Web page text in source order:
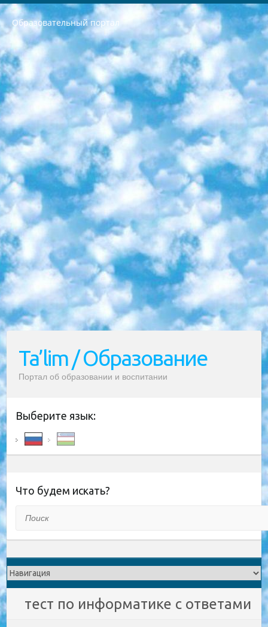
Образовательный портал
РЕСПУБЛИКА УЗБЕКИСТАН МИНИСТРЕРСТВО ДОШКОЛЬНОГО И ШКОЛЬНОГО ОБРАЗОВАНИЯ КОМАНДА в общеобразовательных учреждениях в 2023-2024 учебном году организация и проведение итоговой государственной аттестации обучающихся о Министра дошкольного и школьного образования Республики Узбекистан от 4 марта 2008 года (постановлением Минюста от 20 марта 2008 года № 1778 государственной регистрации) «Итоговое состояние учащихся общего среднего образования на основании положения об утверждении положения об аттестации общего среднего образования выпускной экзамен студентов в образовательных учреждениях в 2023-2024 учебном году В целях организации и прохождения аттестации приказываю: 1. Следующее: перечень предметов, по которым будет проводиться итоговая государственная аттестация и экзамен формы перевода согласно приложению 1; сертификаты международного образца, оценивающие уровень владения иностранными языками перечень согласно приложению 2; 2. Педагогический при специализированных образовательных учреждениях. научно-практический центр квалификации и международной оценки (Д.Давидова) 2024 г. До 25 марта: задания по предметам, по которым будет проводиться итоговая аттестация разработка и утверждение технических условий; итоговая аттестация на основании разработанного предметного задания разработка вопросов по предметам (устно и письменно), экзамен передача; общеобразовательные средние школы и специальные учебные заведения учащиеся выпускных классов школ и интернатов в агентской системе подготовка базы данных экзаменационных материалов и критериев оценки; перевод базы экзаменационных материалов на все языки обучения подать в Республиканский образовательный центр для изготовления; варианты экзаменов на основе разработанных контрольных материалов пусть будут поставлены задачи формирования. 3. Республиканский образовательный центр (Ш.Худайкулов) до 5 апреля 2024 года. до: база данных предоставленных экзаменационных материалов на все языки обучения перевод и экспертиза; для слепых, слабовидящих, глухих, слабослышащих и умственно отсталых детей учащиеся выпускных классов специализированных школ и школ-интернатов база данных экзаменационных материалов на всех преподаваемых языках подготовка критериев оценки; специализированные школы для умственно отсталых детей и технологии для учащихся выпускных классов школ-интернатов разработка соответствующих рекомендаций и критериев проведения ЕГЭ по естествознанию давать задания. 4. Педагогический при специализированных образовательных учреждениях. Научно-практический центр навыков и международной оценки (Д.Давидова), Республика образовательный центр (Худайкулов Ш.) итоговый государственный аттестационный экзамен ориентирован на творческое и логическое мышление при подготовке базы материалов учитывать введение заданий. 5. Следует отметить, что: сертификат государственного образца о знании общеобразовательного предмета и как минимум национальный уровень B1 по предметам на иностранных языках, указанным в Приложении 2. или международно признанный сертификат эквивалентного уровня студенты, изучающие определенный предмет, освобождаются от экзамена; по соответствующим предметам запланирована итоговая государственная аттестация за день до дня, путем жеребьевки Рабочей группой (в письменной форме по предметам, проводимым в форме) из числа сформированных вариантов выбрано 2 варианта; 2 выбранных варианта экзамена анонсированы на официальном сайте министерства и все выпускники по всей стране на основе этих вариантов проводит итоговую государственную аттестацию. 6. Государственное образование учащихся средних общеобразовательных учреждений. знания в соответствии с квалификационными требованиями, которые необходимо приобрести на основании стандартов итоговый (выпускной) контроль для 9 и 11 классов в целях тестирования Экзамены (далее – экзамены) состоят из предметов, перечисленных в приложении 1. будет сделано. 7. Экзамены пройдут с 26 мая по 15 июня 2024 г. (кроме науки физического воспитания). 8. Физическая для учащихся 9 классов общесредних образовательных учреждений. Экзамены по предмету «Образование, квалификация медицина» 1-6 мая 2024 года. сотрудники перевести под присмотр (с отклонениями в физическом или умственном развитии) специализированная школа для детей, школы-интернаты и со сколиозом школы-интернаты санаторного типа для больных детей исключены). 9. Он был слепым, слабовидящим и имел нарушения опорно-двигательного аппарата. экзамены в специализированных школах и интернатах для детей должны проводиться исходя из требований, предъявляемых к общеобразовательным учреждениям (физкультура кроме науки). 10. Специализированная школа для глухих и слабослышащих детей. и экзамены в интернатах и быть реализован в виде письменного теста по математике. 11. Специальность для умственно отсталых детей. Для 9 класса Родной язык и литературное письмо Государственный язык (язык обучения – узбекский). для неклассов) написано Математическое письмо Письменная/устная история Узбекистана Физическое воспитание практично Итоговый контроль Для 11 класса Написание родного языка и литературы (эссе) Математическое письмо Узбекский язык (обучение на узбекском языке) не посещающее общее среднее образование для учреждений)/Образовательное учреждение выбор письменный и устный Иностранный язык письменный/устный Письменная/устная история Узбекистана *По выбору студента:  Химия  Физика  Основы государственного права  География 10 бесплатных образовательных ресурсов - Мы составили подборку онлайн-проектов с интерактивными упражнениями, видеолекциями и статьями. Они помогут вам обрести новые и освежить старые знания бесплатно. 1. «ИНТУИТ» Старейшая образовательная площадка Рунета. Здесь вы найдёте сотни текстовых и видеокурсов на десятки различных тем — от программирования до психологии. Многие курсы подготовлены российскими университетами и крупными международными компаниями вроде Intel и Microsoft. Самостоятельное обучение бесплатное, но желающие могут оплатить услуги персональных наставников. 2. «Смартия» знакомит с актуальными профессиями и подсказывает, как им обучаться. Выбрав заинтересовавшую вас специальность — SMM-специалист, фотограф, веб-дизайнер или другую, — увидите список необходимых для неё умений. Чтобы вы могли освоить их самостоятельно, для каждого умения площадка отображает подборку ссылок на учебные материалы. Хотя «Смартия» ориентируется на русскоязычную аудиторию, часть контента всё же доступна только на английском. 3. «Лекторий Физтеха» Проект Московского физико-технического института (Физтеха). С его помощью вы можете смотреть онлайн серии лекций, записанные на видео в этом вузе. В числе доступных предметов — физика, биология, химия, информационные технологии и другие. К некоторым лекциям администрация ресурса прилагает готовые конспекты, которые можно скачивать в PDF-формате. 4. ITMOcourses Онлайн-площадка Санкт-Петербургского национального исследовательского университета информационных технологий, механики и оптики (ИТМО). Ресурс предоставляет свободный доступ к курсам, разработанным в этом вузе. Каталог материалов разбит на четыре категории: «Оптические системы и технологии», «Приборостроение и робототехника», «Информационные технологии» и «Биотехнологии». Курсы состоят из видеолекций, интерактивных демонстраций и заданий. 5. «КиберЛенинка» Электронная научная библиотека открытого доступа. Каталог площадки регулярно обрастает текстами статей из различных научных изданий. Сгруппированные по журналам и рубрикам публикации можно читать онлайн или скачивать целиком в PDF-формате. Проект нацелен на популяризацию науки за счёт открытого доступа к качественной информации. 6. «ПостНаука» На этом ресурсе публикуют подборки видеолекций, составленные экспертами из разных отраслей и объединённые общими темами. Среди них, к примеру, есть серии «Биоинформатика и геномика», «Культура средневековой Скандинавии» и Cinema Studies о теории кино. Каждая подборка лекций — логически связанная история, рассказанная экспертом от первого лица. Кроме того, на сайте появляются научно-образовательные статьи и тесты на разные темы. 7. «Newочём» Команда проекта «Newочём» отбирает самые интересные тексты из англоязычных СМИ и переводит те из них, за которые голосуют участники сообщества «ВКонтакте». По большей части это научно-популярные статьи. Редакторы придумывают лишь заголовки, в остальном содержание переводов соответствует оригиналам. Полные тексты можно читать прямо в социальной сети. 8. InternetUrok Онлайн-база материалов по основным дисциплинам школьной программы. Информация на сайте структурирована по классам, предметам и темам (урокам). Каждый урок состоит из видеолекций и конспектов. Есть также интерактивные тренажёры и тесты для закрепления пройденного материала. Даже если вы давно окончили школу, возможность повторить программу старших классов всегда может пригодиться. 9. Edutainme Ещё один ресурс об образовании. В отличие от Newtonew, как мне кажется, Edutainme больше ориентируется на представителей индустрии: педагогов, предпринимателей, разработчиков образовательных проектов. Но и любой, кто просто стремится к саморазвитию, найдёт на сайте много полезного и интересного для себя. Например, информацию о новых курсах и образовательных сервисах. 10. Newtonew Онлайн-медиа об образовании и обучении в широком смысле. Авторы Newtonew пишут об инструментах, заведениях, тактиках и стратегиях, которые помогают учить других и получать новые знания самостоятельно. На этой площадке вы найдёте новости, обзоры, аналитические мат
Ta’lim / Образование
Портал об образовании и воспитании
Выберите язык:
Что будем искать?
тест по информатике с ответами